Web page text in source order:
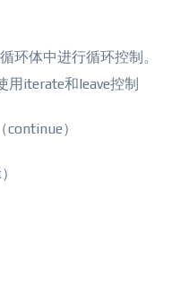
环体中进行循环控制。
用iterate和leave控制
continue）